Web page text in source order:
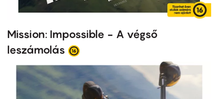
Mission: Impossible - A végső
leszámolás